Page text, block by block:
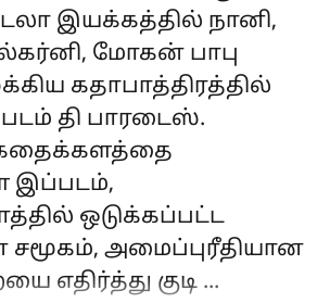
இயக்கத்தில் நானி,
மோகன் பாபு
கதாபாத்திரத்தில்
தி பாரடைஸ்.
கதைக்களத்தை
ஒடுக்கப்பட்ட
சமூகம், அமைப்புரீதியான
எதிர்த்து குடி ...